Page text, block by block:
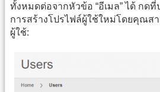
ทั้งหมดต่อจากหัวข้อ “อีเมล” ได้ กดที่
การสร้างโปรไฟล์ผู้ใช้ใหม่โดยคุณส
ผู้ใช้: